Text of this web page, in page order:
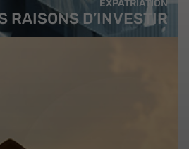
EXPATRIATION
RAISONS D’INVESTIR